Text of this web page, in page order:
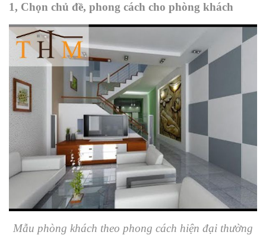
1, Chọn chủ đề, phong cách cho phòng khách
Mẫu phòng khách theo phong cách hiện đại thường